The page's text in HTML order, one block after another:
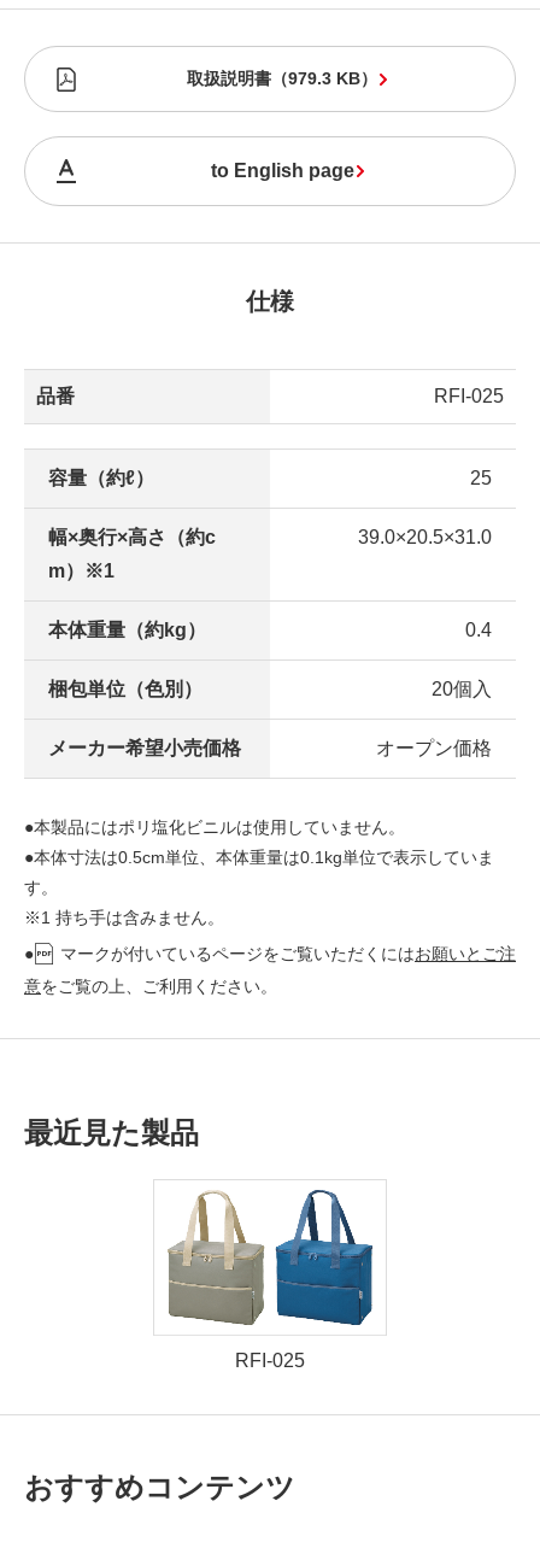
取扱説明書 （979.3 KB）
to English page
仕様
品番 RFI-025
容量（約ℓ） 25
幅×奥行×高さ（約c
m）※1
39.0×20.5×31.0
本体重量（約kg） 0.4
梱包単位（色別） 20個入
メーカー希望小売価格 オープン価格
●本製品にはポリ塩化ビニルは使用していません。
●本体寸法は0.5cm単位、本体重量は0.1kg単位で表示していま
す。
※1 持ち手は含みません。
●
マークが付いているページをご覧いただくにはお願いとご注
意をご覧の上、ご利用ください。
最近見た製品
RFI-025
おすすめコンテンツ